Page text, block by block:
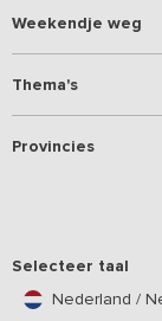
Weekendje weg
Thema's
Provincies
Selecteer taal
Nederland /